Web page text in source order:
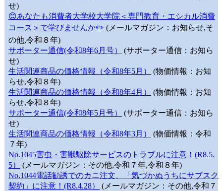
せ)
😊あなたも消費者大学校大学院＜専門教育・エシカル消費
コース＞で学びませんか✏️ (メールマガジン：お知らせ,そ
の他,令和８年)
サポーター通信(令和8年6月号）
(サポーター通信：お知ら
せ)
生活関連商品の価格情報（令和8年5月）
(物価情報：お知
らせ,令和８年)
生活関連商品の価格情報（令和8年4月）
(物価情報：お知
らせ,令和８年)
サポーター通信(令和8年5月号）
(サポーター通信：お知ら
せ)
生活関連商品の価格情報（令和8年3月）
(物価情報：令和
７年)
No.1045害虫・害獣駆除サービスのトラブルに注意！(R8.5.
5）
(メールマガジン：その他,令和７年,令和８年)
No.1044電話勧誘でのカニ注文、「気づかぬうちにサブスク
契約」に注意！(R8.4.28）
(メールマガジン：その他,令和７